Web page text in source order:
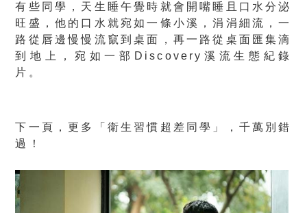
有些同學，天生睡午覺時就會開嘴睡且口水分泌
旺盛，他的口水就宛如一條小溪，涓涓細流，一
路從唇邊慢慢流竄到桌面，再一路從桌面匯集滴
到地上，宛如一部Discovery溪流生態紀錄
片。
下一頁，更多「衛生習慣超差同學」，千萬別錯
過！